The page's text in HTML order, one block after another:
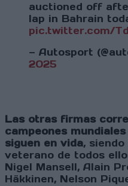
auctioned off
lap in Bahrain
pic.twitter.com/
— Autosport
2025
Las otras firmas
campeones
siguen en vida,
veterano de todos
Nigel Mansell, Alain
Häkkinen, Nelson